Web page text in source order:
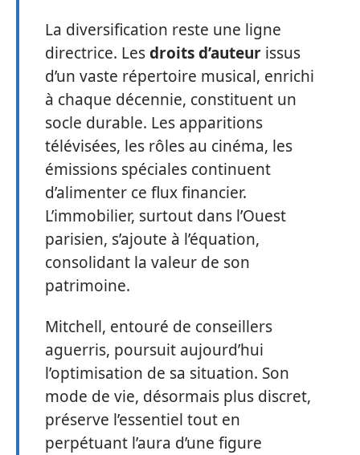
La diversification reste une ligne
directrice. Lesdroits d’auteur issus
d’un vaste répertoire musical, enrichi
à chaque décennie, constituent un
socle durable. Les apparitions
télévisées, les rôles au cinéma, les
émissions spéciales continuent
d’alimenter ce flux financier.
L’immobilier, surtout dans l’Ouest
parisien, s’ajoute à l’équation,
consolidant la valeur de son
patrimoine.
Mitchell, entouré de conseillers
aguerris, poursuit aujourd’hui
l’optimisation de sa situation. Son
mode de vie, désormais plus discret,
préserve l’essentiel tout en
perpétuant l’aura d’une figure